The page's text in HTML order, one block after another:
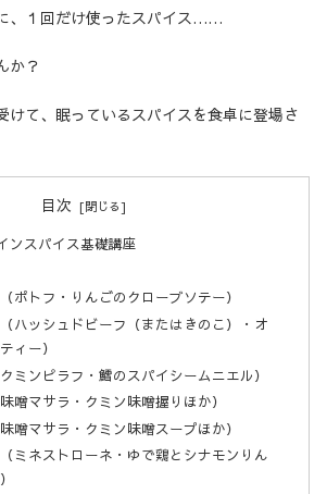
、１回だけ使ったスパイス……
か？
けて、眠っているスパイスを食卓に登場さ
目次
ンスパイス基礎講座
ポトフ・りんごのクローブソテー）
ハッシュドビーフ（またはきのこ）・オ
ィー）
ミンピラフ・鱈のスパイシームニエル）
噌マサラ・クミン味噌握りほか）
噌マサラ・クミン味噌スープほか）
ミネストローネ・ゆで鶏とシナモンりん